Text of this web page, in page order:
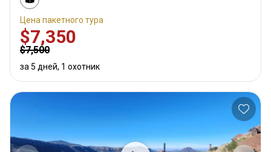
Цена пакетного тура
$7,350
$7,500
за 5 дней, 1 охотник